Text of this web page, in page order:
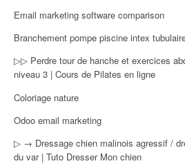
Email marketing software comparison
Branchement pompe piscine intex
▷▷ Perdre tour de hanche et exercices
niveau 3 | Cours de Pilates en ligne
Coloriage nature
Odoo email marketing
▷ → Dressage chien malinois agressif /
du var | Tuto Dresser Mon chien